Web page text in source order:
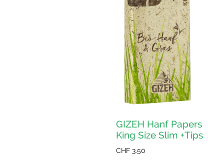
Varianten
Optionen
Produktseite
GIZEH Hanf Papers
King Size Slim +Tips
CHF 3.50